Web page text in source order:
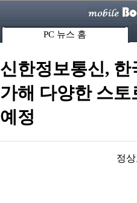
PC 뉴스 홈
신한정보통신, 한
가해 다양한 스토
예정
정상